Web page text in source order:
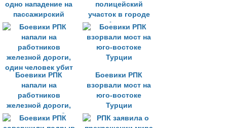
одно нападение на
пассажирский
поезд
полицейский
участок в городе
Адана
Боевики РПК
напали на
работников
железной дороги,
один человек убит
Боевики РПК
взорвали мост на
юго-востоке
Турции